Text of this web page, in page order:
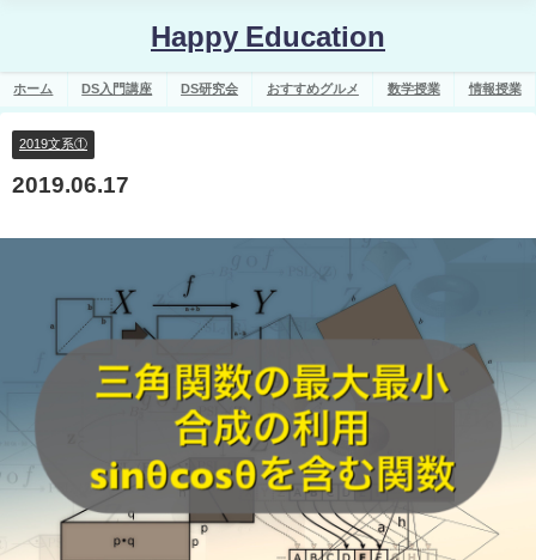
Happy Education
ホーム DS入門講座 DS研究会 おすすめグルメ 数学授業 情報授業
2019文系①
2019.06.17